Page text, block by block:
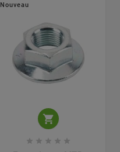
Nouveau

    